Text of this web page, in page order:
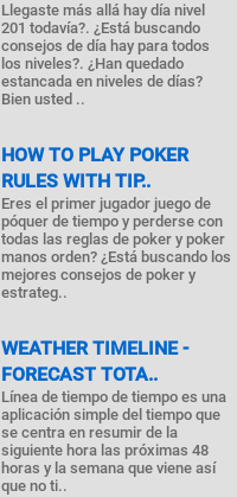
Llegaste más allá hay día nivel
201 todavía?. ¿Está buscando
consejos de día hay para todos
los niveles?. ¿Han quedado
estancada en niveles de días?
Bien usted ..
HOW TO PLAY POKER
RULES WITH TIP..
Eres el primer jugador juego de
póquer de tiempo y perderse con
todas las reglas de poker y poker
manos orden? ¿Está buscando los
mejores consejos de poker y
estrateg..
WEATHER TIMELINE -
FORECAST TOTA..
Línea de tiempo de tiempo es una
aplicación simple del tiempo que
se centra en resumir de la
siguiente hora las próximas 48
horas y la semana que viene así
que no ti..